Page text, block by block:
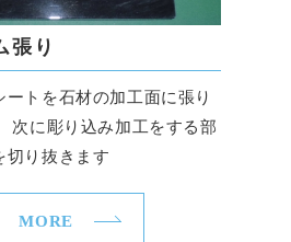
張り
ートを石材の加工面に張り
次に彫り込み加工をする部
切り抜きます
MORE